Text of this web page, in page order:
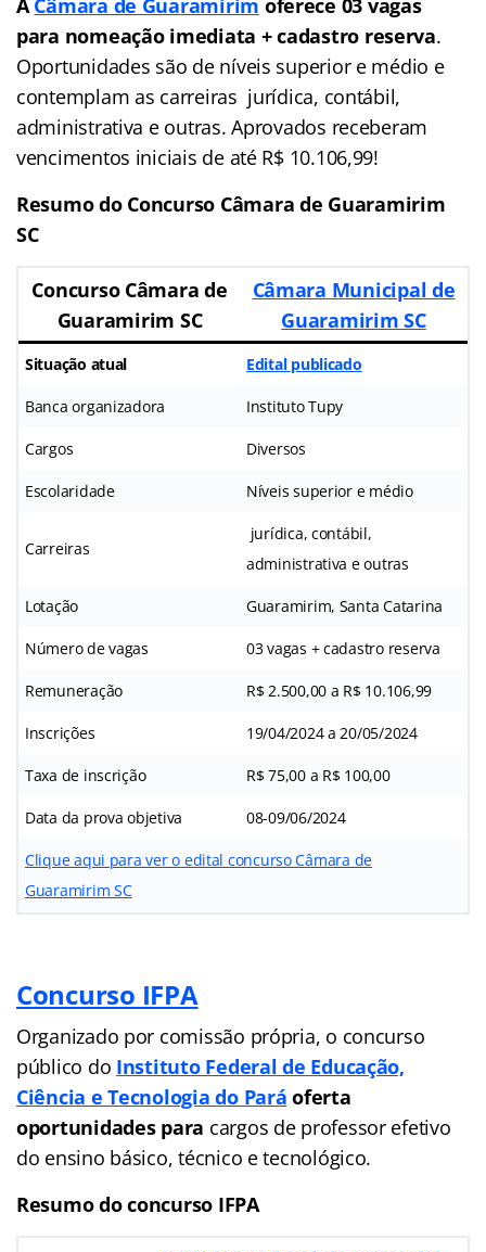
para nomeação imediata + cadastro reserva.
Oportunidades são de níveis superior e médio e
contemplam as carreiras jurídica, contábil,
administrativa e outras. Aprovados receberam
vencimentos iniciais de até R$ 10.106,99!
Resumo do Concurso Câmara de Guaramirim
SC
Concurso Câmara de
Guaramirim SC
Câmara Municipal de
Guaramirim SC
Situação atual Edital publicado
Banca organizadora Instituto Tupy
Cargos Diversos
Escolaridade Níveis superior e médio
Carreiras
jurídica, contábil,
administrativa e outras
Lotação Guaramirim, Santa Catarina
Número de vagas 03 vagas + cadastro reserva
Remuneração R$ 2.500,00 a R$ 10.106,99
Inscrições 19/04/2024 a 20/05/2024
Taxa de inscrição R$ 75,00 a R$ 100,00
Data da prova objetiva 08-09/06/2024
Clique aqui para ver o edital concurso Câmara de
Guaramirim SC
Concurso IFPA
Organizado por comissão própria, o concurso
público do Instituto Federal de Educação,
Ciência e Tecnologia do Pará oferta
oportunidades para cargos de professor efetivo
do ensino básico, técnico e tecnológico.
Resumo do concurso IFPA